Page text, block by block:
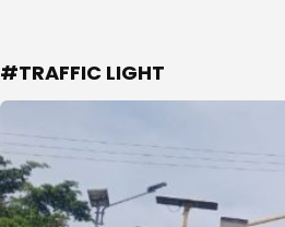
#TRAFFIC LIGHT